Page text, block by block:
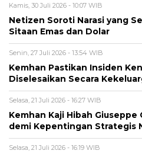
Kamis, 30 Juli 2026 - 10:07 WIB
Netizen Soroti Narasi yang
Sitaan Emas dan Dolar
Senin, 27 Juli 2026 - 13:54 WIB
Kemhan Pastikan Insiden
Diselesaikan Secara
Selasa, 21 Juli 2026 - 16:27 WIB
Kemhan Kaji Hibah Giuseppe
demi Kepentingan Strategis
Selasa, 21 Juli 2026 - 16:19 WIB